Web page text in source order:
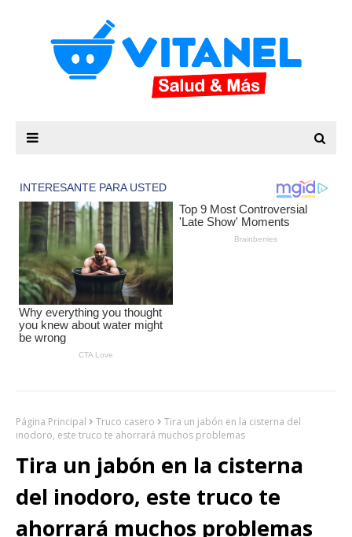
Página Principal Truco casero
Tira un jabón en la cisterna del
inodoro, este truco te ahorrará muchos problemas
Tira un jabón en la cisterna
del inodoro, este truco te
ahorrará muchos problemas